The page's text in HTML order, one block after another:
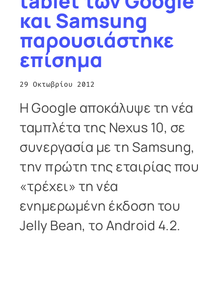
και Samsung
παρουσιάστηκε
επίσημα
29 Οκτωβρίου 2012
Η Google αποκάλυψε τη νέα
ταμπλέτα της Nexus 10, σε
συνεργασία με τη Samsung,
την πρώτη της εταιρίας που
«τρέχει» τη νέα
ενημερωμένη έκδοση του
Jelly Bean, το Android 4.2.